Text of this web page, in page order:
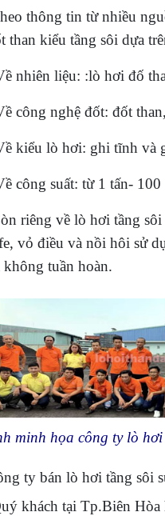
thông tin từ nhiều
than kiểu tầng sôi dựa
nhiên liệu: :lò hơi đố
công nghệ đốt: đốt
kiểu lò hơi: ghi tĩnh và
công suất: từ 1 tấn-
riêng về lò hơi tầng
vỏ điều và nồi hôi sử
không tuần hoàn.
minh họa công ty lò
ty bán lò hơi tầng sôi
khách tại Tp.Biên